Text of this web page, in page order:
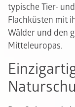
typische Tier-
Flachküsten mit
Wälder und den
Mitteleuropas.